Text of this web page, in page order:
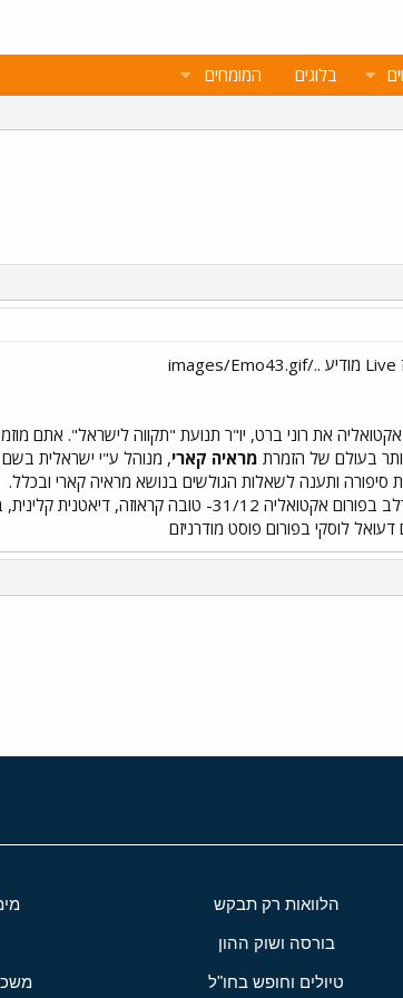
בלוגים המומחים
בעולם של הזמרת מראיה קארי, מנוהל ע"י ישראלית בשם
ותענה לשאלות הגולשים בנושא מראיה קארי ובכלל.
הלוואות רק תבקש
בורסה ושוק ההון
טיולים וחופש בחו"ל